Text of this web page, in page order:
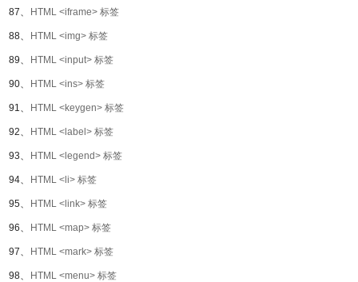
87、 HTML <iframe> 标签
88、 HTML <img> 标签
89、 HTML <input> 标签
90、 HTML <ins> 标签
91、 HTML <keygen> 标签
92、 HTML <label> 标签
93、 HTML <legend> 标签
94、 HTML <li> 标签
95、 HTML <link> 标签
96、 HTML <map> 标签
97、 HTML <mark> 标签
98、 HTML <menu> 标签